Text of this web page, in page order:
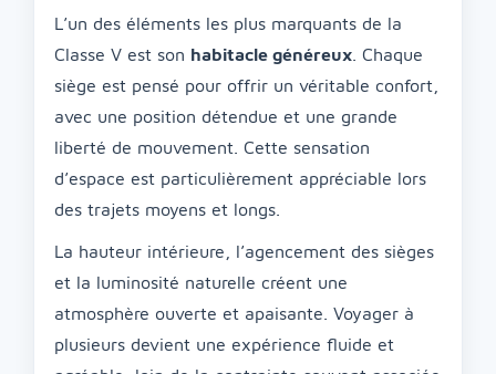
L’un des éléments les plus marquants de la
Classe V est son habitacle généreux . Chaque
siège est pensé pour offrir un véritable confort,
avec une position détendue et une grande
liberté de mouvement. Cette sensation
d’espace est particulièrement appréciable lors
des trajets moyens et longs.
La hauteur intérieure, l’agencement des sièges
et la luminosité naturelle créent une
atmosphère ouverte et apaisante. Voyager à
plusieurs devient une expérience fluide et